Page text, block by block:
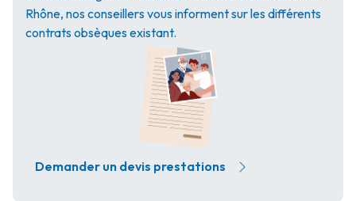
Rhône, nos conseillers vous informent sur les différents
contrats obsèques existant.
Demander un devis prestations